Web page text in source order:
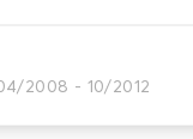
2008 - 10/2012
per baule